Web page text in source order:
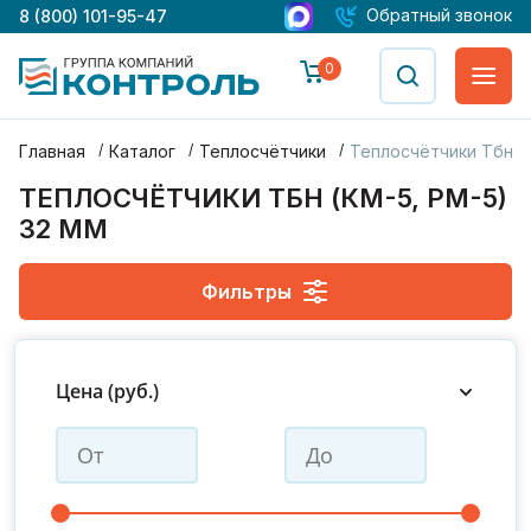
8 (800) 101-95-47 Обратный звонок
0
Главная Каталог Теплосчётчики Теплосчётчики Тбн
ТЕПЛОСЧЁТЧИКИ ТБН (КМ-5, РМ-5)
32 ММ
Фильтры
Цена (руб.)
ДУ 65
ДУ 80 ДУ 300